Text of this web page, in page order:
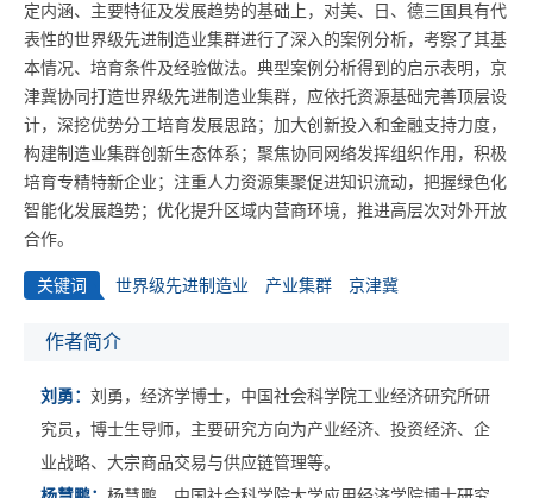
定内涵、主要特征及发展趋势的基础上，对美、日、德三国具有代
表性的世界级先进制造业集群进行了深入的案例分析，考察了其基
本情况、培育条件及经验做法。典型案例分析得到的启示表明，京
津冀协同打造世界级先进制造业集群，应依托资源基础完善顶层设
计，深挖优势分工培育发展思路；加大创新投入和金融支持力度，
构建制造业集群创新生态体系；聚焦协同网络发挥组织作用，积极
培育专精特新企业；注重人力资源集聚促进知识流动，把握绿色化
智能化发展趋势；优化提升区域内营商环境，推进高层次对外开放
合作。
关键词 世界级先进制造业 产业集群 京津冀
作者简介
刘勇： 刘勇，经济学博士，中国社会科学院工业经济研究所研
究员，博士生导师，主要研究方向为产业经济、投资经济、企
业战略、大宗商品交易与供应链管理等。